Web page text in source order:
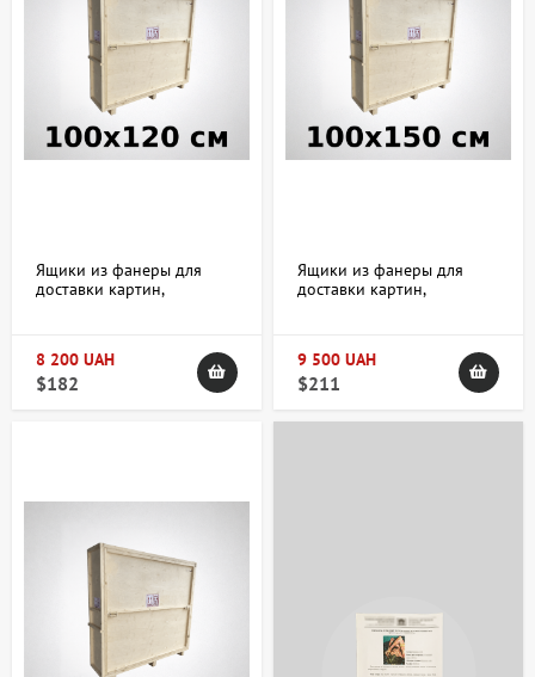
Ящики из фанеры для
доставки картин,
8 200 UAH
$182
Ящики из фанеры для
доставки картин,
9 500 UAH
$211